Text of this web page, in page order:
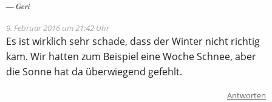
Geri
9. Februar 2016 um 21:42 Uhr
Es ist wirklich sehr schade, dass der Winter nicht richtig
kam. Wir hatten zum Beispiel eine Woche Schnee, aber
die Sonne hat da überwiegend gefehlt.
Antworten